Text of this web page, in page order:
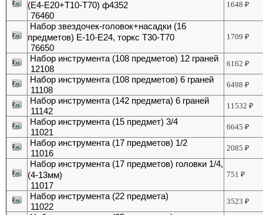
(Е4-Е20+Т10-Т70) ф4352
76460
1648₽
Набор звездочек-головок+насадки (16
предметов) Е-10-Е24, торкс Т30-Т70
76650
1709₽
Набор инструмента (108 предметов) 12 граней
12108
6162₽
Набор инструмента (108 предметов) 6 граней
11108
6498₽
Набор инструмента (142 предмета) 6 граней
11142
11532₽
Набор инструмента (15 предмет) 3/4
11021
6645₽
Набор инструмента (17 предметов) 1/2
11016
2085₽
Набор инструмента (17 предметов) головки 1/4,
(4-13мм)
11017
751₽
Набор инструмента (22 предмета)
11022
3523₽